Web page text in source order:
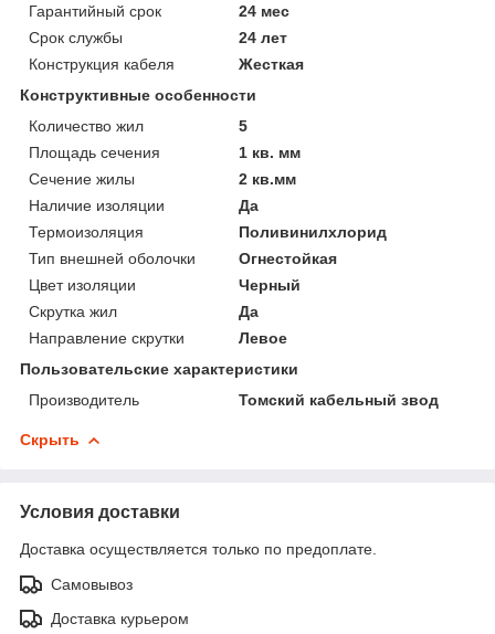
Гарантийный срок
24 мес
Срок службы
24 лет
Конструкция кабеля
Жесткая
Конструктивные особенности
Количество жил
5
Площадь сечения
1 кв. мм
Сечение жилы
2 кв.мм
Наличие изоляции
Да
Термоизоляция
Поливинилхлорид
Тип внешней оболочки
Огнестойкая
Цвет изоляции
Черный
Скрутка жил
Да
Направление скрутки
Левое
Пользовательские характеристики
Производитель
Томский кабельный звод
Скрыть
Условия доставки
Доставка осуществляется только по предоплате.
Самовывоз
Доставка курьером